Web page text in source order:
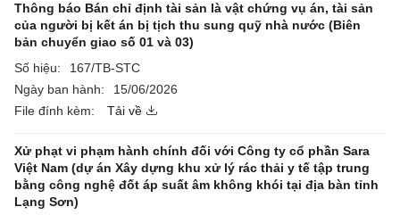
Thông báo Bán chỉ định tài sản là vật chứng vụ án, tài sản
của người bị kết án bị tịch thu sung quỹ nhà nước (Biên
bản chuyển giao số 01 và 03)
Số hiệu:
167/TB-STC
Ngày ban hành:
15/06/2026
File đính kèm:
Tải về
Xử phạt vi phạm hành chính đối với Công ty cổ phần Sara
Việt Nam (dự án Xây dựng khu xử lý rác thải y tế tập trung
bằng công nghệ đốt áp suất âm không khói tại địa bàn tỉnh
Lạng Sơn)